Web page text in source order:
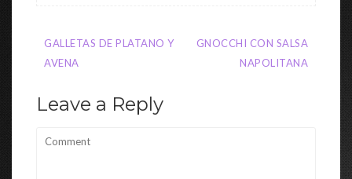
Navegación
de
GALLETAS DE PLATANO Y
AVENA
GNOCCHI CON SALSA
NAPOLITANA
Leave a Reply